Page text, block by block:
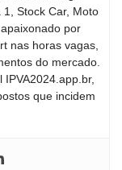
Stock Car, Moto
por
nas horas vagas,
do mercado.
que incidem